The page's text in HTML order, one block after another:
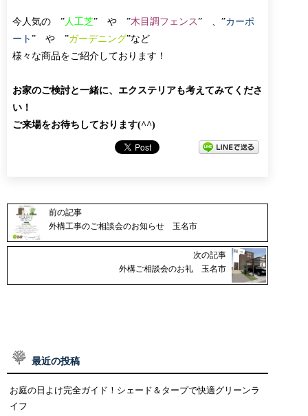
今人気の ”人工芝” や ”木目調フェンス” 、”カーポ
ート” や ”ガーデニング”など
様々な商品をご紹介しております！
お家のご検討と一緒に、エクステリアも考えてみてくださ
い！
ご来場をお待ちしております(^^)
前の記事
外構工事のご相談会のお知らせ 玉名市
次の記事
外構ご相談会のお礼 玉名市
最近の投稿
お庭の日よけ完全ガイド！シェード＆タープで快適グリーンラ
イフ